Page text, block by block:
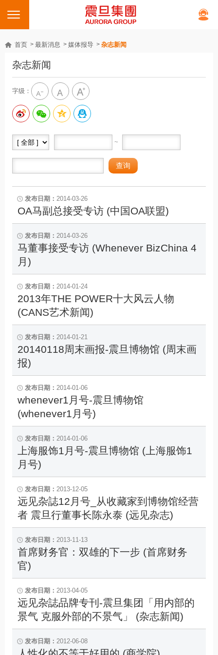
首页 最新消息 媒体报导 杂志新闻
杂志新闻
字级：
~
2014-03-26
OA马副总接受专访 (中国OA联盟)
2014-03-26
马董事接受专访 (Whenever BizChina 4
月)
2014-01-24
2013年THE POWER十大风云人物
(CANS艺术新闻)
2014-01-21
20140118周末画报-震旦博物馆 (周末画
报)
2014-01-06
whenever1月号-震旦博物馆
(whenever1月号)
2014-01-06
上海服饰1月号-震旦博物馆 (上海服饰1
月号)
2013-12-05
远见杂誌12月号_从收藏家到博物馆经营
者 震旦行董事长陈永泰 (远见杂志)
2013-11-13
首席财务官：双雄的下一步 (首席财务
官)
2013-04-05
远见杂誌品牌专刊-震旦集团「用内部的
景气 克服外部的不景气」 (杂志新闻)
2012-06-08